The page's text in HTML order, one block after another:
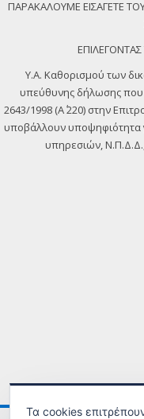
ΠΑΡΑΚΑΛΟΥΜΕ ΕΙΣΑΓΕΤΕ
Y.A. Καθορισμού των
υπεύθυνης δήλωσης που
2643/1998 (Α΄ 220) στην
υποβάλλουν υποψηφιότητα
υπηρεσιών,
Τα cookies